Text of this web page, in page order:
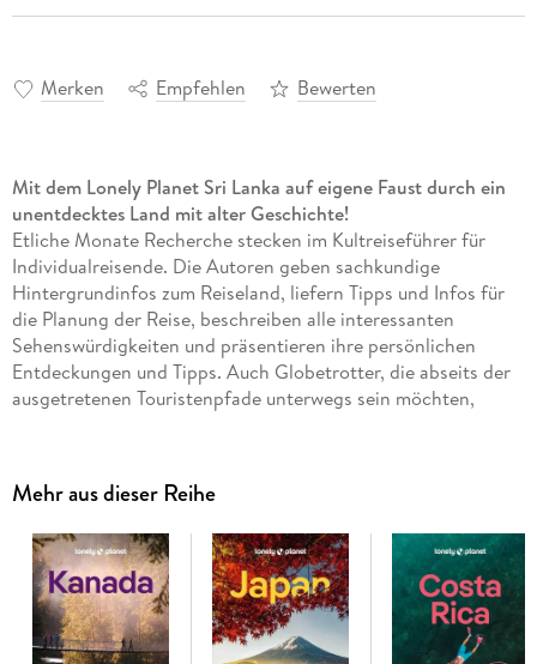
Merken Empfehlen Bewerten
Mit dem Lonely Planet Sri Lanka auf eigene Faust durch ein
unentdecktes Land mit alter Geschichte!
Etliche Monate Recherche stecken im Kultreiseführer für
Individualreisende. Die Autoren geben sachkundige
Hintergrundinfos zum Reiseland, liefern Tipps und Infos für
die Planung der Reise, beschreiben alle interessanten
Sehenswürdigkeiten und präsentieren ihre persönlichen
Entdeckungen und Tipps. Auch Globetrotter, die abseits der
ausgetretenen Touristenpfade unterwegs sein möchten,
einem Reiscurry, macht man nichts falsch. Familiengeführte
Guesthouses kennen oft die besten Rezepte. Oder
Naturparadiese entdecken? Der Lonely-Planet-Reiseführer
Sri Lanka ist ehrlich und praktisch geschrieben und liefert
inspirierende Eindrücke und Erfahrungen.
Reiseplanung:
Mehr aus dieser Reihe